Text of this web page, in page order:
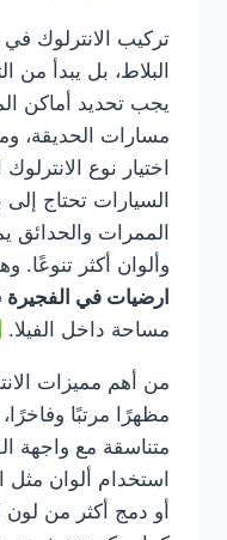
تركيب الانترلوك
البلاط، بل يبدأ
يجب تحديد أماكن
مسارات الحديقة،
اختيار نوع
السيارات تحتاج إلى
الممرات والحدائق
وألوان أكثر تنوعًا.
ارضيات في الفجيرة
مساحة داخل الفيلا.
من أهم مميزات
مظهرًا مرتبًا
متناسقة مع واجهة
استخدام ألوان مثل
أو دمج أكثر من